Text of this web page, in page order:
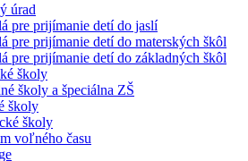
úrad
pre prijímanie detí do jaslí
pre prijímanie detí do materských škôl
pre prijímanie detí do základných škôl
školy
školy a špeciálna ZŠ
školy
školy
voľného času